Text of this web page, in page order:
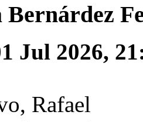
Jul 2026,
Rafael